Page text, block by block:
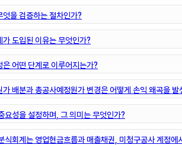
엇을 검증하는 절차인가?
가 도입된 이유는 무엇인가?
은 어떤 단계로 이루어지는가?
가 배분과 총공사예정원가 변경은 어떻게 손익 왜곡을 발
요성을 설정하며, 그 의미는 무엇인가?
식회계는 영업현금흐름과 매출채권, 미청구공사 계정에